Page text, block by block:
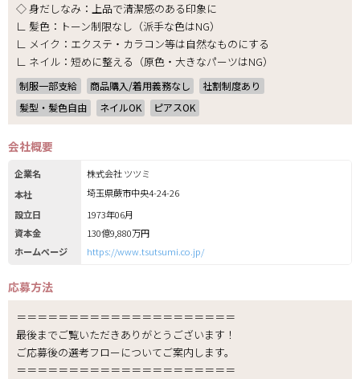
◇ 身だしなみ：上品で清潔感のある印象に
∟ 髪色：トーン制限なし（派手な色はNG）
∟ メイク：エクステ・カラコン等は自然なものにする
∟ ネイル：短めに整える（原色・大きなパーツはNG）
制服一部支給 商品購入/着用義務なし
社割制度あり
髪型・髪色自由
ネイルOK ピアスOK
会社概要
企業名
株式会社 ツツミ
本社
埼玉県蕨市中央4-24-26
設立日
1973年06月
資本金
130億9,880万円
ホームページ
https://www.tsutsumi.co.jp/
応募方法
＝＝＝＝＝＝＝＝＝＝＝＝＝＝＝＝＝＝＝＝＝
最後までご覧いただきありがとうございます！
ご応募後の選考フローについてご案内します。
＝＝＝＝＝＝＝＝＝＝＝＝＝＝＝＝＝＝＝＝＝